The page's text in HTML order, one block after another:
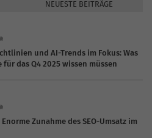
NEUESTE BEITRÄGE
und AI-Trends im Fokus: Was
das Q4 2025 wissen müssen
Enorme Zunahme des SEO-Umsatz im